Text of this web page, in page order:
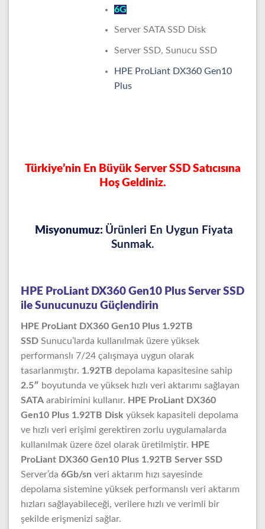
6G
Server SATA SSD Disk
Server SSD, Sunucu SSD
HPE ProLiant DX360 Gen10
Plus
Türkiye’nin En Büyük Server SSD Satıcısına
Hoş Geldiniz.
Misyonumuz: Ürünleri En Uygun Fiyata
Sunmak.
HPE ProLiant DX360 Gen10 Plus Server SSD
ile Sunucunuzu Güçlendirin
HPE ProLiant DX360 Gen10 Plus 1.92TB
SSD Sunucu’larda kullanılmak üzere yüksek
performanslı 7/24 çalışmaya uygun olarak
tasarlanmıştır. 1.92TB depolama kapasitesine sahip
2.5″ boyutunda ve yüksek hızlı veri aktarımı sağlayan
SATA arabirimini kullanır. HPE ProLiant DX360
Gen10 Plus 1.92TB Disk yüksek kapasiteli depolama
ve hızlı veri erişimi gerektiren zorlu uygulamalarda
kullanılmak üzere özel olarak üretilmiştir. HPE
ProLiant DX360 Gen10 Plus 1.92TB Server SSD
Server’da 6Gb/sn veri aktarım hızı sayesinde
depolama sistemine yüksek performanslı veri aktarım
hızları sağlayabileceği, verilere hızlı ve verimli bir
şekilde erişmenizi sağlar.